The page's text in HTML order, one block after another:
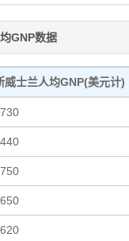
GNP数据
威士兰人均GNP(美元计)